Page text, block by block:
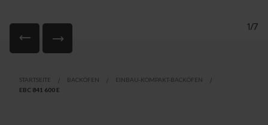
1/7
der
STARTSEITE BACKÖFEN
EINBAU-KOMPAKT-BACKÖFEN
EBC 841 600 E